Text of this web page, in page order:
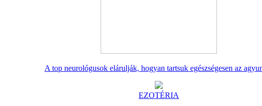
A top neurológusok elárulják, hogyan tartsuk egészségesen az
EZOTÉRIA